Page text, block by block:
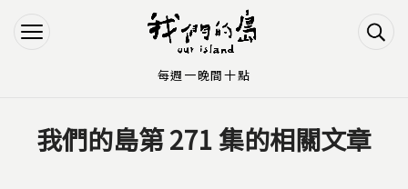
Jump to Navigation
Jump to Main content
您在這裡
我們的島第 271 集的相關文章
每週一晚間十點